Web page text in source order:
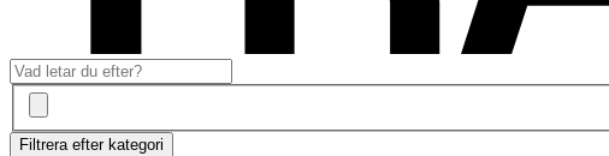
Filtrera efter kategori